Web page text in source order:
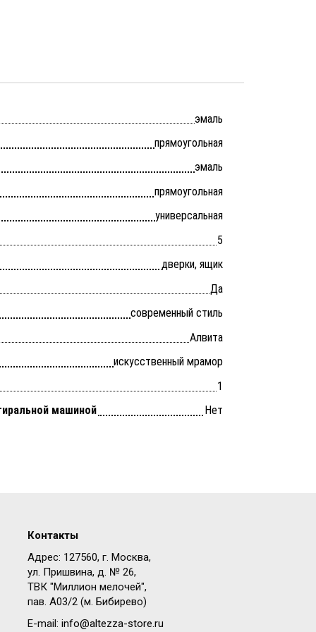
эмаль
прямоугольная
эмаль
прямоугольная
универсальная
5
дверки, ящик
Да
современный стиль
Алвита
искусственный мрамор
1
машиной
Нет
Контакты
Адрес: 127560, г. Москва,
ул. Пришвина, д. № 26,
ТВК "Миллион мелочей",
пав. A03/2 (м. Бибирево)
E-mail: info@altezza-store.ru